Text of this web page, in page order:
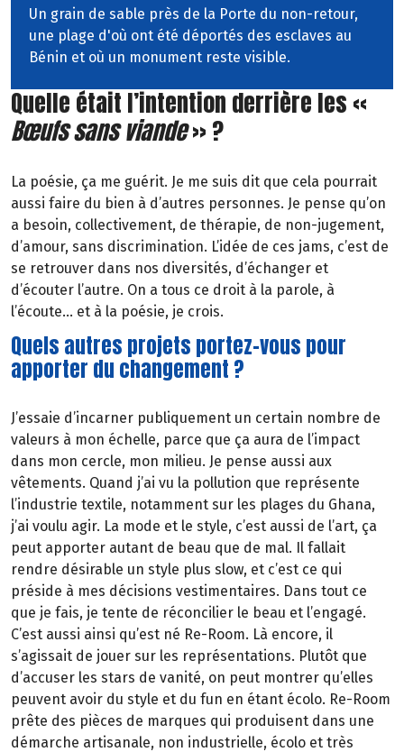
Un grain de sable près de la Porte du non-retour,
une plage d'où ont été déportés des esclaves au
Bénin et où un monument reste visible.
Quelle était l’intention derrière les «
Bœufs sans viande» ?
La poésie, ça me guérit. Je me suis dit que cela pourrait
aussi faire du bien à d’autres personnes. Je pense qu’on
a besoin, collectivement, de thérapie, de non-jugement,
d’amour, sans discrimination. L’idée de ces jams, c’est de
se retrouver dans nos diversités, d’échanger et
d’écouter l’autre. On a tous ce droit à la parole, à
l’écoute… et à la poésie, je crois.
Quels autres projets portez-vous pour
apporter du changement ?
J’essaie d’incarner publiquement un certain nombre de
valeurs à mon échelle, parce que ça aura de l’impact
dans mon cercle, mon milieu. Je pense aussi aux
vêtements. Quand j’ai vu la pollution que représente
l’industrie textile, notamment sur les plages du Ghana,
j’ai voulu agir. La mode et le style, c’est aussi de l’art, ça
peut apporter autant de beau que de mal. Il fallait
rendre désirable un style plus slow, et c’est ce qui
préside à mes décisions vestimentaires. Dans tout ce
que je fais, je tente de réconcilier le beau et l’engagé.
C’est aussi ainsi qu’est né Re-Room. Là encore, il
s’agissait de jouer sur les représentations. Plutôt que
d’accuser les stars de vanité, on peut montrer qu’elles
peuvent avoir du style et du fun en étant écolo. Re-Room
prête des pièces de marques qui produisent dans une
démarche artisanale, non industrielle, écolo et très